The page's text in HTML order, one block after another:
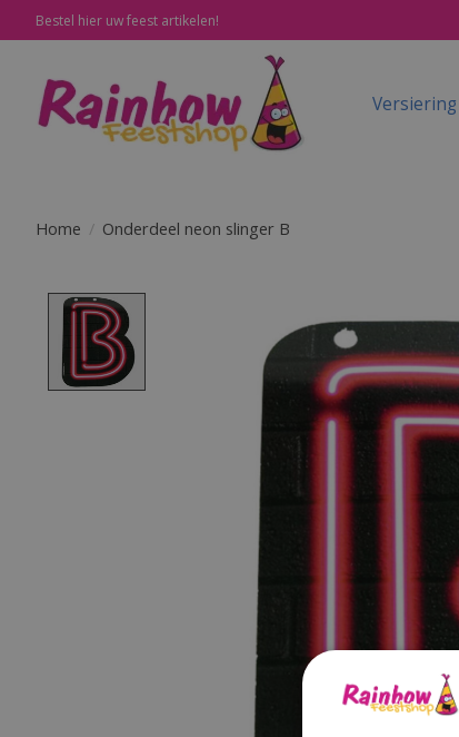
Bestel hier uw feest artikelen!
Versiering
Home / Onderdeel neon slinger B